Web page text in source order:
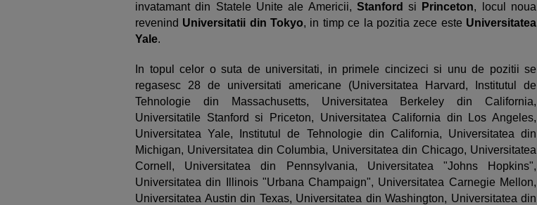
invatamant din Statele Unite ale Americii, Stanfordsi Princeton, locul noua
revenind Universitatii din Tokyo, in timp ce la pozitia zece este Universitatea
Yale.
In topul celor o suta de universitati, in primele cincizeci si unu de pozitii se
regasesc 28 de universitati americane (Universitatea Harvard, Institutul de
Tehnologie din Massachusetts, Universitatea Berkeley din California,
Universitatile Stanford si Priceton, Universitatea California din Los Angeles,
Universitatea Yale, Institutul de Tehnologie din California, Universitatea din
Michigan, Universitatea din Columbia, Universitatea din Chicago, Universitatea
Cornell, Universitatea din Pennsylvania, Universitatea "Johns Hopkins",
Universitatea din Illinois "Urbana Champaign", Universitatea Carnegie Mellon,
Universitatea Austin din Texas, Universitatea din Washington, Universitatea din